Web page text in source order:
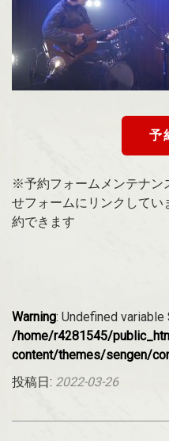
予
※予約フォームメンテナン
せフォームにリンクして
約できます
Warning: Undefined
/home/r4281545/
content/themes/sengen/
投稿日: 2022-03-26